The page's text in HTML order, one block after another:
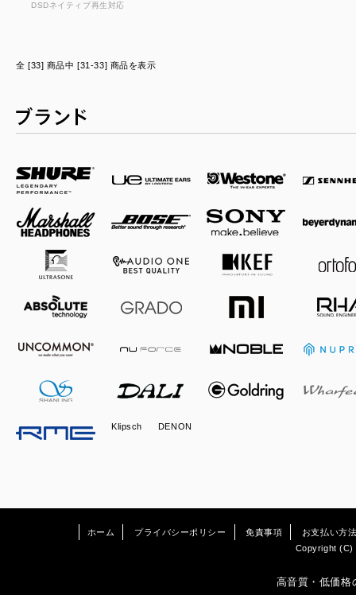
DSDネイティブ再生対応
全 [33] 商品中 [31-33] 商品を表示
Klipsch DENON
ホーム プライバシーポリシー 免責事項
お支払い方
Copyright (C)
高音質・低価格